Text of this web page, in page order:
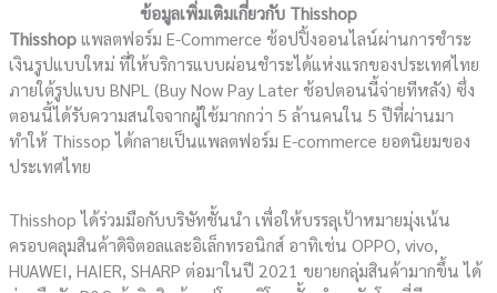
ข้อมูลเพิ่มเติมเกี่ยวกับ Thisshop
Thisshopแพลตฟอร์ม E-Commerce ช้อปปิ้งออนไลน์ผ่านการชำระ
เงินรูปแบบใหม่ ที่ให้บริการแบบผ่อนชำระได้แห่งแรกของประเทศไทย
ภายใต้รูปแบบ BNPL (Buy Now Pay Later ช้อปตอนนี้จ่ายทีหลัง) ซึ่ง
ตอนนี้ได้รับความสนใจจากผู้ใช้มากกว่า 5 ล้านคนใน 5 ปีที่ผ่านมา
ทำให้ Thissop ได้กลายเป็นแพลตฟอร์ม E-commerce ยอดนิยมของ
ประเทศไทย
Thisshop ได้ร่วมมือกับบริษัทชั้นนำ เพื่อให้บรรลุเป้าหมายมุ่งเน้น
ครอบคลุมสินค้าดิจิตอลและอิเล็กทรอนิกส์ อาทิเช่น OPPO, vivo,
HUAWEI, HAIER, SHARP ต่อมาในปี 2021 ขยายกลุ่มสินค้ามากขึ้น ได้